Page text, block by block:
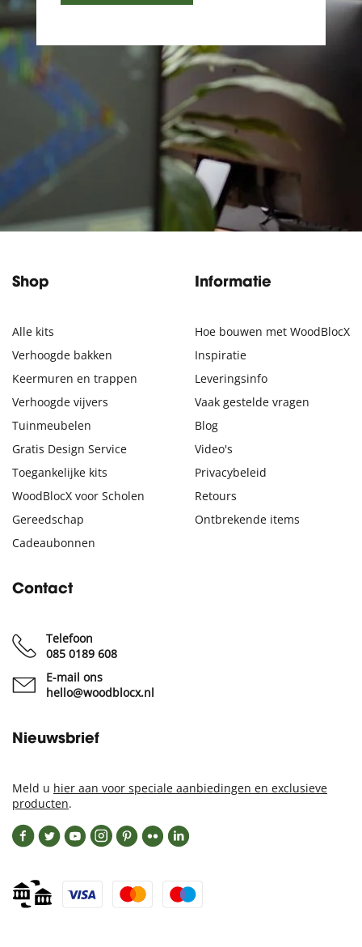
Shop
Alle kits
Verhoogde bakken
Keermuren en trappen
Verhoogde vijvers
Tuinmeubelen
Gratis Design Service
Toegankelijke kits
WoodBlocX voor Scholen
Gereedschap
Cadeaubonnen
Informatie
Hoe bouwen met WoodBlocX
Inspiratie
Leveringsinfo
Vaak gestelde vragen
Blog
Video's
Privacybeleid
Retours
Ontbrekende items
Contact
Telefoon
085 0189 608
E-mail ons
hello@woodblocx.nl
Nieuwsbrief
Meld u hier aan voor speciale aanbiedingen en exclusieve
producten.